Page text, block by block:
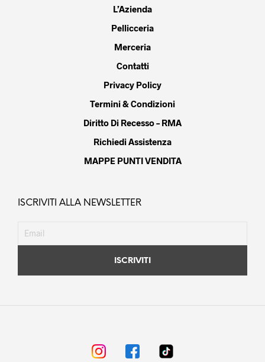
L’Azienda
Pellicceria
Merceria
Contatti
Privacy Policy
Termini & Condizioni
Diritto Di Recesso – RMA
Richiedi Assistenza
MAPPE PUNTI VENDITA
ISCRIVITI ALLA NEWSLETTER